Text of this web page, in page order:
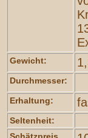
Gewicht:
Durchmesser:
Erhaltung:
Seltenheit: